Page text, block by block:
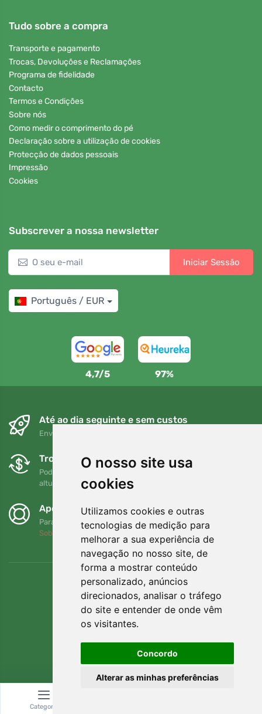
O nosso site usa
cookies
Utilizamos cookies e outras
tecnologias de medição para
melhorar a sua experiência de
navegação no nosso site, de
forma a mostrar conteúdo
personalizado, anúncios
direcionados, analisar o tráfego
do site e entender de onde vêm
os visitantes.
Concordo
Alterar as minhas preferências
Tudo sobre a compra
Transporte e pagamento
Trocas, Devoluções e Reclamações
Programa de fidelidade
Contacto
Termos e Condições
Sobre nós
Como medir o comprimento do pé
Declaração sobre a utilização de cookies
Protecção de dados pessoais
Impressão
Cookies
Subscrever a nossa newsletter
Iniciar Sessão
Português / EUR
4,7/5 97%
Até ao dia seguinte e sem custos
Envio gratuito para encomendas superiores a 80 EUR
Trocas e devoluções gratuitas
Pode devolver ou trocar a sua encomenda em qualquer
altura no prazo de 90 dias
Apoiamos a Trees.org
Para cada encomenda plantamos uma árvore! Leia mais
Sobre nós
Categoria